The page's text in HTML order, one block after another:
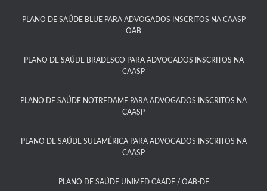
PLANO DE SAÚDE BLUE PARA ADVOGADOS INSCRITOS NA CAASP
OAB
PLANO DE SAÚDE BRADESCO PARA ADVOGADOS INSCRITOS NA
CAASP​
PLANO DE SAÚDE NOTREDAME PARA ADVOGADOS INSCRITOS NA
CAASP​
PLANO DE SAÚDE SULAMÉRICA PARA ADVOGADOS INSCRITOS NA
CAASP​
PLANO DE SAÚDE UNIMED CAADF / OAB-DF​